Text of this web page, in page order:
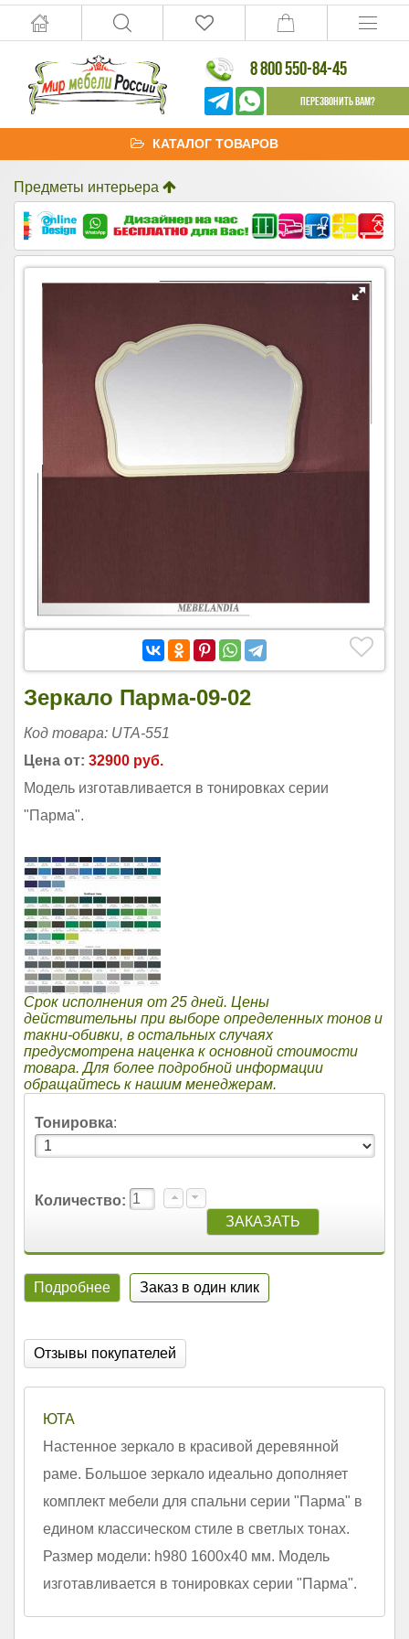
8 800 550-84-45
Перезвонить Вам?
КАТАЛОГ ТОВАРОВ
Предметы интерьера
Зеркало Парма-09-02
Код товара: UTA-551
Цена от: 32900 руб.
Модель изготавливается в тонировках серии
"Парма".
Срок исполнения от 25 дней. Цены
действительны при выборе определенных тонов и
такни-обивки, в остальных случаях
предусмотрена наценка к основной стоимости
товара. Для более подробной информации
обращайтесь к нашим менеджерам.
Тонировка:
Количество:
Подробнее Заказ в один клик
Отзывы покупателей
ЮТА
Настенное зеркало в красивой деревянной
раме. Большое зеркало идеально дополняет
комплект мебели для спальни серии "Парма" в
едином классическом стиле в светлых тонах.
Размер модели: h980 1600х40 мм. Модель
изготавливается в тонировках серии "Парма".